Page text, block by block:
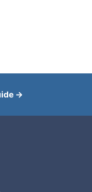
→